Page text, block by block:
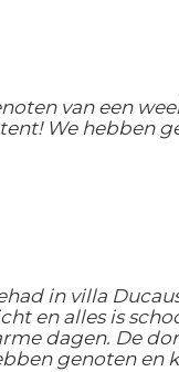
van een
We hebben
in villa
en alles is
dagen. De
genoten en